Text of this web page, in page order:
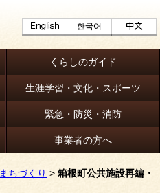
くらしのガイド
生涯学習・文化・スポーツ
緊急・防災・消防
事業者の方へ
まちづくり > 箱根町公共施設再編・